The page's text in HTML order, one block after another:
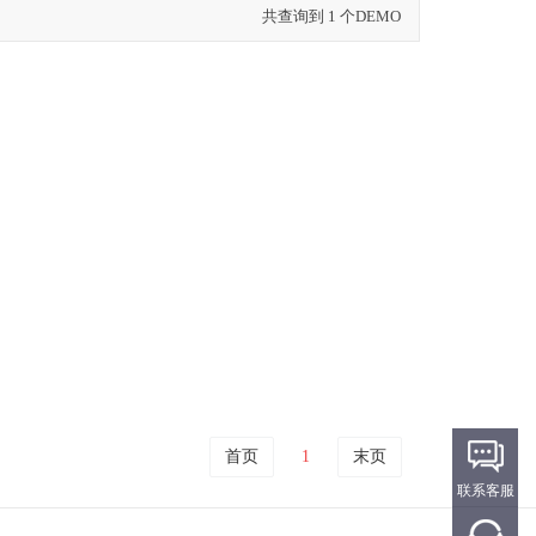
共查询到 1 个DEMO
首页 1 末页
联系客服